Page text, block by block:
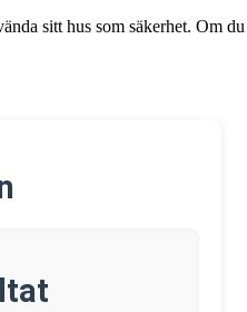
sitt hus som säkerhet. Om